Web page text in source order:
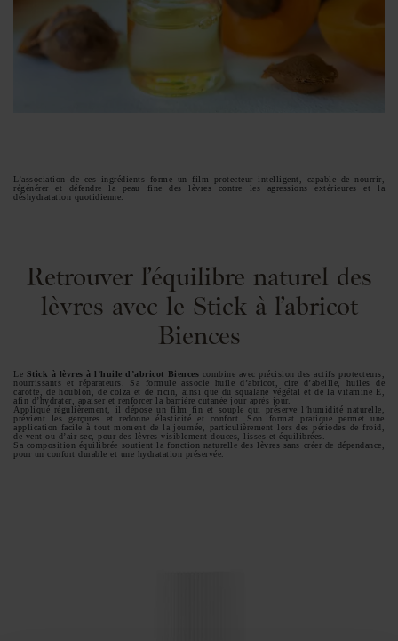
L’association de ces ingrédients forme un film protecteur intelligent, capable de nourrir,
régénérer et défendre la peau fine des lèvres contre les agressions extérieures et la
déshydratation quotidienne.
Retrouver l’équilibre naturel des
lèvres avec le Stick à l’abricot
Biences
Le Stick à lèvres à l’huile d’abricot Biences combine avec précision des actifs protecteurs,
nourrissants et réparateurs. Sa formule associe huile d’abricot, cire d’abeille, huiles de
carotte, de houblon, de colza et de ricin, ainsi que du squalane végétal et de la vitamine E,
afin d’hydrater, apaiser et renforcer la barrière cutanée jour après jour.
Appliqué régulièrement, il dépose un film fin et souple qui préserve l’humidité naturelle,
prévient les gerçures et redonne élasticité et confort. Son format pratique permet une
application facile à tout moment de la journée, particulièrement lors des périodes de froid,
de vent ou d’air sec, pour des lèvres visiblement douces, lisses et équilibrées.
Sa composition équilibrée soutient la fonction naturelle des lèvres sans créer de dépendance,
pour un confort durable et une hydratation préservée.